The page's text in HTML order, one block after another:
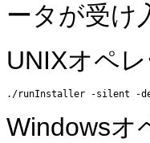
ータが受け
UNIXオペ
./runInstaller -silent -
Windowsオ